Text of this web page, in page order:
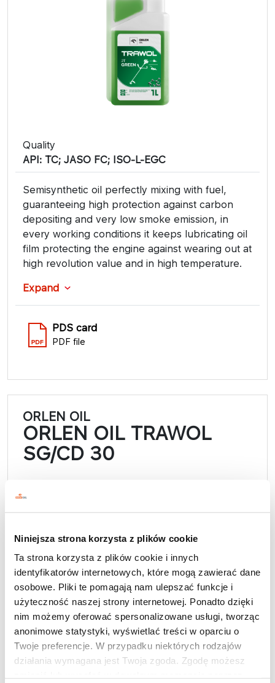
Niniejsza strona korzysta z plików cookie
Ta strona korzysta z plików cookie i innych
identyfikatorów internetowych, które mogą zawierać dane
osobowe. Pliki te pomagają nam ulepszać funkcje i
użyteczność naszej strony internetowej. Ponadto dzięki
nim możemy oferować spersonalizowane usługi, tworząc
anonimowe statystyki, wyświetlać treści w oparciu o
Twoje preferencje. W przypadku niektórych rodzajów
działania wymagana jest Twoja zgoda. Zgodę możesz
Quality
API: TC; JASO FC; ISO-L-EGC
Semisynthetic oil perfectly mixing with fuel,
guaranteeing high protection against carbon
depositing and very low smoke emission, in
every working conditions it keeps lubricating oil
film protecting the engine against wearing out at
high revolution value and in high temperature.
Expand
PDS card
PDF file
ORLEN OIL
ORLEN OIL TRAWOL
SG/CD 30
Quality
API: SG/CD